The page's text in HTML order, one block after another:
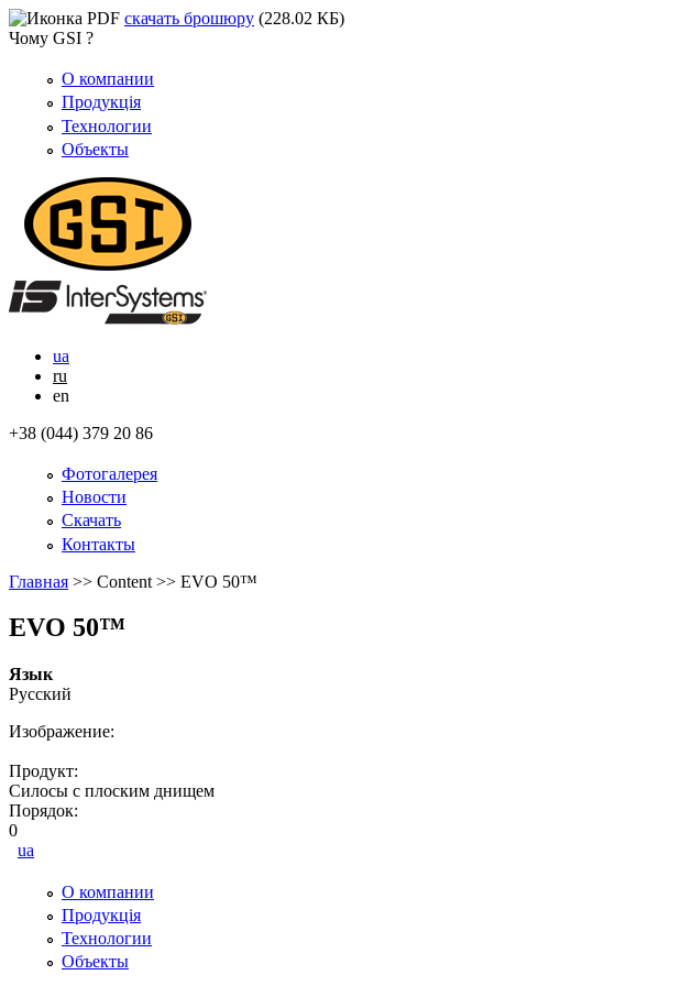
скачать брошюру (228.02 КБ)
Чому GSI ?
О компании
Продукція
Технологии
Объекты
ua
ru
en
+38 (044) 379 20 86
Фотогалерея
Новости
Скачать
Контакты
Главная >> Content >> EVO 50™
EVO 50™
Язык
Русский
Изображение:
Продукт:
Силосы с плоским днищем
Порядок:
0
ua
О компании
Продукція
Технологии
Объекты